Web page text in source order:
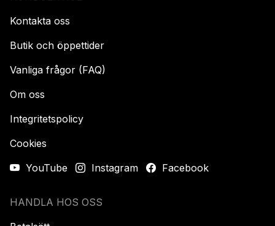
Kontakta oss
Butik och öppettider
Vanliga frågor (FAQ)
Om oss
Integritetspolicy
Cookies
YouTube
Instagram Facebook
HANDLA HOS OSS